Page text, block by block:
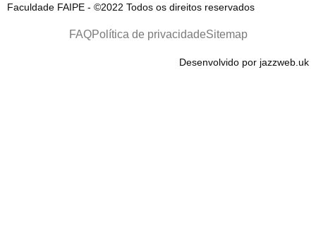
Faculdade FAIPE - ©2022 Todos os direitos reservados
FAQPolítica de privacidadeSitemap
Desenvolvido por jazzweb.uk